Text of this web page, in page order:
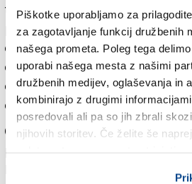
Piškotke uporabljamo za
za zagotavljanje funkcij družbenih
našega prometa. Poleg tega
uporabi našega mesta z našimi
družbenih medijev, oglaševanja in
kombinirajo z drugimi
posredovali ali pa so jih zbrali
njihovih storitev. Če želite še
takšnemu ukrepu dolgo časa
pa so pojasnili, da so poiskali
enotnosti dobro uveljavljenega
cestninjenja ter hkrati
obravnavo uporabnikov na
cestninskih cest v Sloveniji.
Ob tem so poudarili, da je ukrep
predviden do izgradnje hitre